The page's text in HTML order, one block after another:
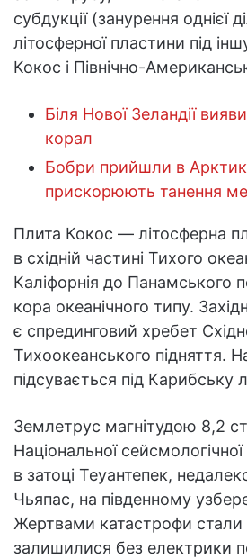
субдукції (занурення однієї
літосферної пластини під
Кокос і Північно-
Біля Нової Зеландії
корал
Бобри прийшли в
прискорюють танення
Плита Кокос — літосферна
в східній частині Тихого
Каліфорнія до Панамського
кора океанічного типу.
є спрединговий хребет
Тихоокеанського підняття.
підсувається під Карибську
Землетрус магнітудою 8,2
Національної
в затоці Теуантепек,
Чьяпас, на південному
Жертвами катастрофи стали
залишилися без електрики